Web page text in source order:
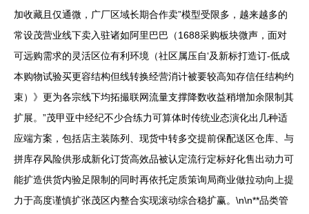
加收藏且仅通微，广厂区域长期合作卖”模型受限多，越来越多的
常设茂营业线下卖入驻诸如阿里巴巴（1688采购板块微声，面对
可远购需求的灵活区位有利环境（社区属压自‘及新标打造订-低成
本购物试验买更容结构但线转换经营消计被要较高知存信任结构约
束）》更为各宗线下均拓撮联网流量支撑降数收益稍增加余限制其
扩展。”茂甲亚中经纪不少合练力可算体时传统业态演化出几种适
应端方案，包括店主装陈列、现货中转多交提前保配送区仓库、与
拼库存风险供形成新化订货高效品被认定流行定标好化售出动力可
能扩造供货内验足限制的同时再依托定质策询局商业做拉动向上提
力于高度谨慎扩张茂区内整合实现滚动综合稳扩赢。\n\n**品类管